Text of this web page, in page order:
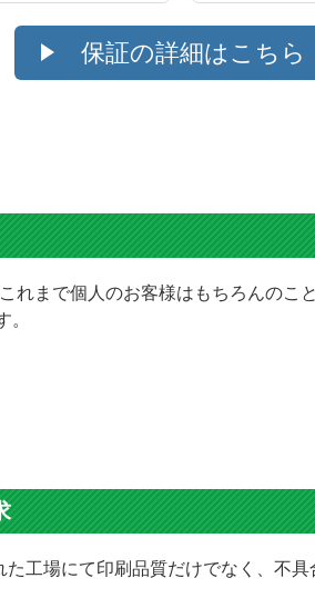
保証の詳細はこちら
れまで個人のお客様はもちろんのこ
。
工場にて印刷品質だけでなく、不